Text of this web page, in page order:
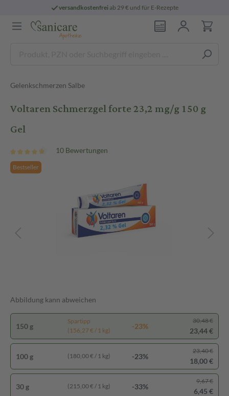
versandkostenfreiab 29 € und für E-Rezepte
Gelenkschmerzen Salbe
Voltaren Schmerzgel forte 23,2 mg/g 150 g
Gel
10 Bewertungen
Bestseller
Abbildung kann abweichen
150 g
Spartipp
(156,27 € / 1 kg)
-23%
30,48 €
23,44 €
100 g (180,00 € / 1 kg) -23%
23,40 €
18,00 €
30 g (215,00 € / 1 kg) -33%
9,67 €
6,45 €